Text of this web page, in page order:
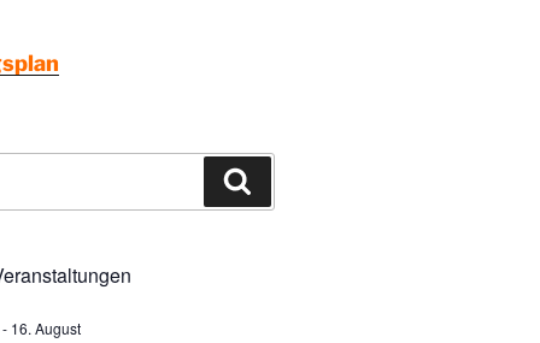
- 16. August